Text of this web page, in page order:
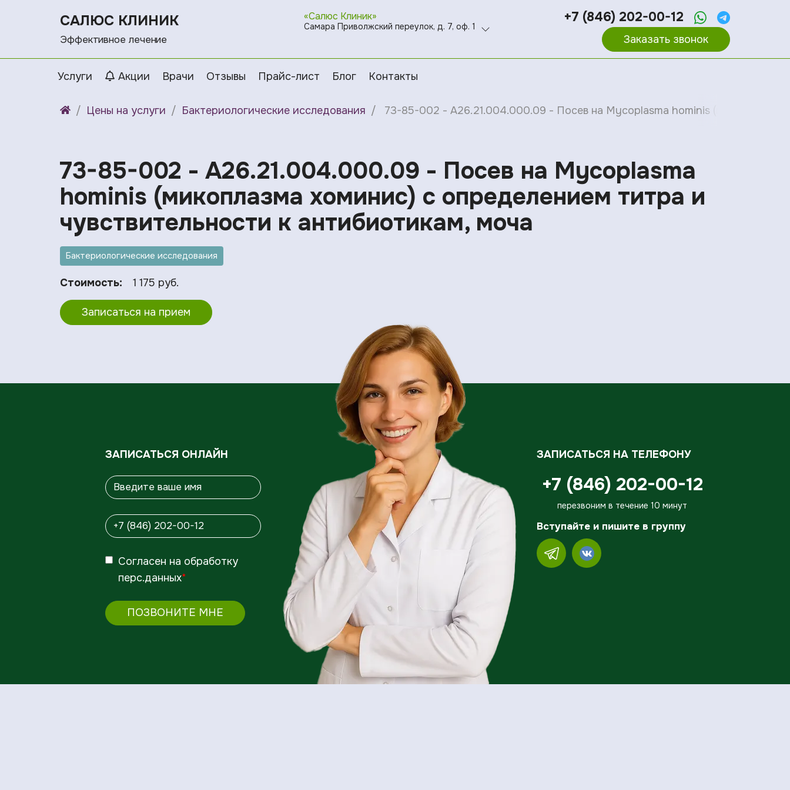
САЛЮС КЛИНИК
Эффективное лечение
«Салюс Клиник»
Самара Приволжский переулок, д. 7, оф. 1
+7 (846) 202-00-12
Заказать звонок
Услуги Акции Врачи Отзывы Прайс-лист Блог Контакты
Цены на услуги Бактериологические исследования 73-85-002 - A26.21.004.000.09 - Посев на Mycoplasma hominis (микоплазма
73-85-002 - A26.21.004.000.09 - Посев на Mycoplasma
hominis (микоплазма хоминис) с определением титра и
чувствительности к антибиотикам, моча
Бактериологические исследования
Стоимость: 1 175 руб.
Записаться на прием
ЗАПИСАТЬСЯ ОНЛАЙН
Согласен на обработку
перс.данных*
ПОЗВОНИТЕ МНЕ
ЗАПИСАТЬСЯ НА ТЕЛЕФОНУ
+7 (846) 202-00-12
перезвоним в течение 10 минут
Вступайте и пишите в группу